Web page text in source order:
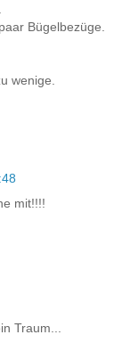
Bügelbezüge.
wenige.
mit!!!!
Traum...